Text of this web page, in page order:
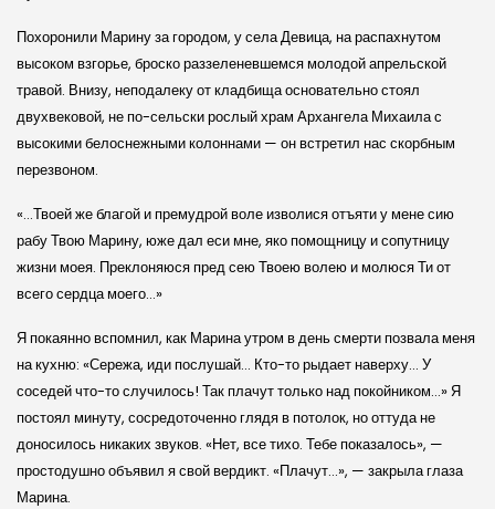
Похоронили Марину за городом, у села Девица, на распахнутом
высоком взгорье, броско раззеленевшемся молодой апрельской
травой. Внизу, неподалеку от кладбища основательно стоял
двухвековой, не по-сельски рослый храм Архангела Михаила с
высокими белоснежными колоннами — он встретил нас скорбным
перезвоном.
«…Твоей же благой и премудрой воле изволися отъяти у мене сию
рабу Твою Марину, юже дал еси мне, яко помощницу и сопутницу
жизни моея. Преклоняюся пред сею Твоею волею и молюся Ти от
всего сердца моего…»
Я покаянно вспомнил, как Марина утром в день смерти позвала меня
на кухню: «Сережа, иди послушай… Кто-то рыдает наверху… У
соседей что-то случилось! Так плачут только над покойником…» Я
постоял минуту, сосредоточенно глядя в потолок, но оттуда не
доносилось никаких звуков. «Нет, все тихо. Тебе показалось», —
простодушно объявил я свой вердикт. «Плачут…», — закрыла глаза
Марина.